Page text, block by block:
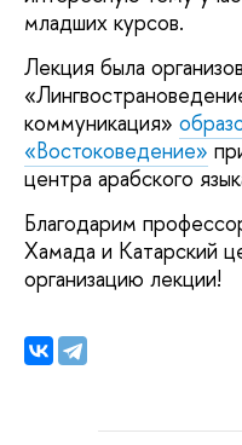
младших курсов.
Лекция была
коммуникация»
«Востоковедение»
центра арабского
Благодарим
Хамада и Катарский
организацию лекции!